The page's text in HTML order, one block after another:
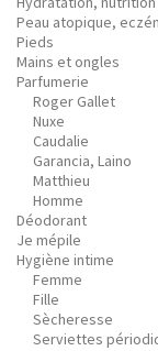
Peau atopique,
Pieds
Mains et ongles
Parfumerie
Roger Gallet
Nuxe
Caudalie
Garancia, Laino
Matthieu
Homme
Déodorant
Je mépile
Hygiène intime
Femme
Fille
Sècheresse
Serviettes